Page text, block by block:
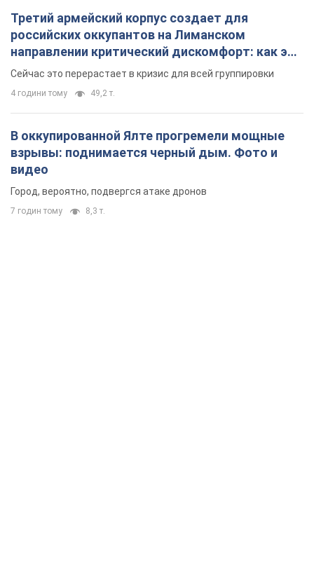
Третий армейский корпус создает для
российских оккупантов на Лиманском
направлении критический дискомфорт: как это
удалось
Сейчас это перерастает в кризис для всей группировки
4 години тому 49,2 т.
В оккупированной Ялте прогремели мощные
взрывы: поднимается черный дым. Фото и
видео
Город, вероятно, подвергся атаке дронов
7 годин тому 8,3 т.